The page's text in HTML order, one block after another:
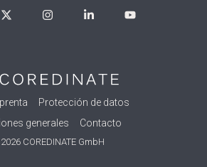
Protección de datos
generales
Contacto
COREDINATE GmbH
InstagramLinkedin